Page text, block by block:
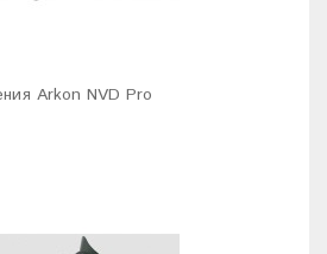
Arkon NVD Pro